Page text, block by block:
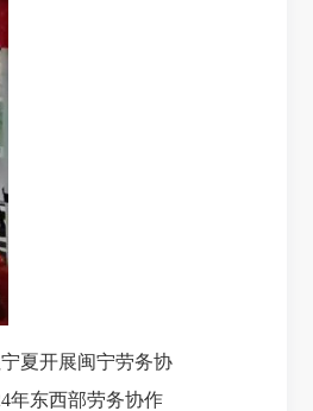
夏开展闽宁劳务协
年东西部劳务协作